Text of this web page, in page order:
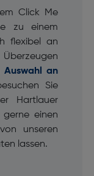
Click Me
zu einem
flexibel an
Auswahl an
Sie
Hartlauer
einen
unseren
lassen.